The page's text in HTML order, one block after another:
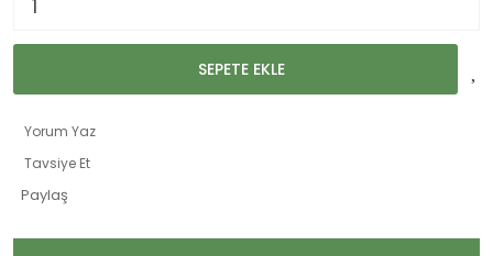
SEPETE EKLE
Yorum Yaz
Tavsiye Et
Paylaş